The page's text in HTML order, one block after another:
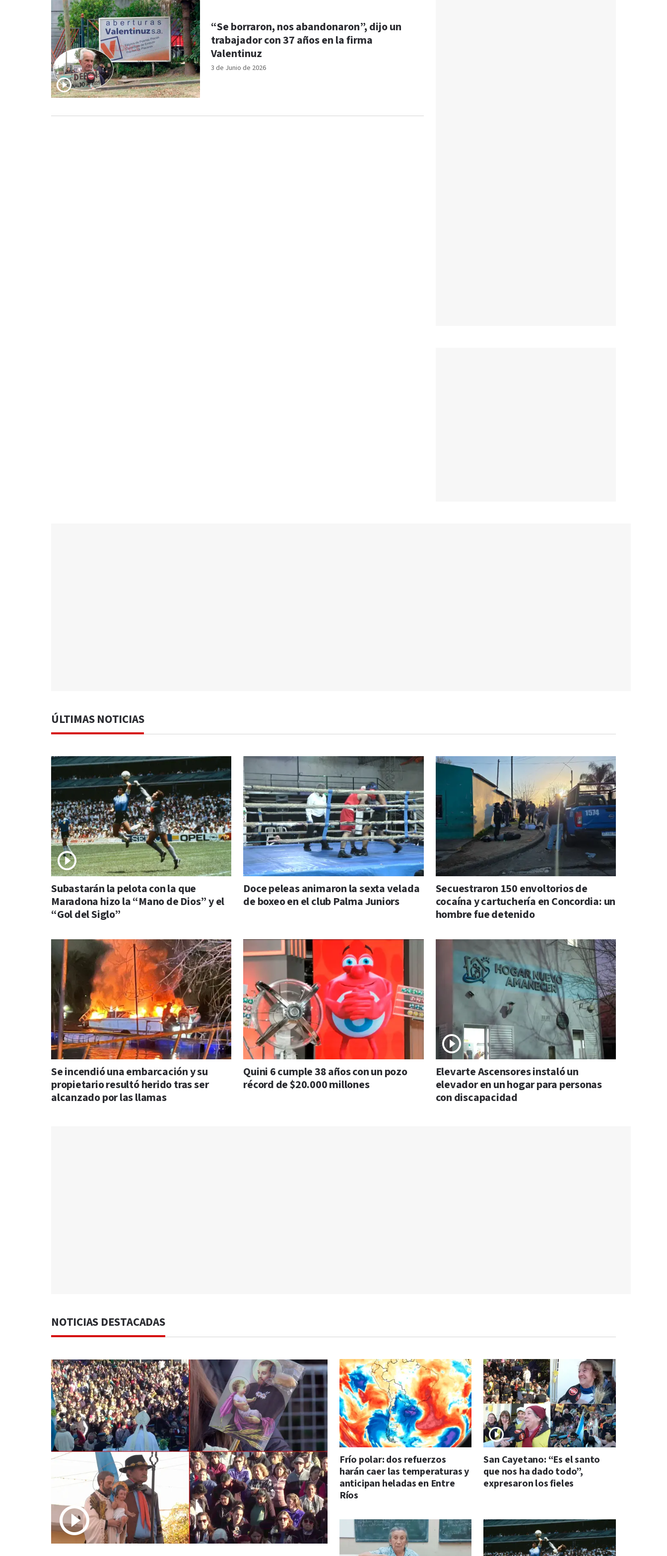
3 de Junio de 2026
“Se borraron, nos abandonaron”, dijo un
trabajador con 37 años en la firma
Valentinuz
ÚLTIMAS NOTICIAS
Subastarán la pelota con la que
Maradona hizo la “Mano de Dios” y el
“Gol del Siglo”
Doce peleas animaron la sexta velada
de boxeo en el club Palma Juniors
Secuestraron 150 envoltorios de
cocaína y cartuchería en Concordia: un
hombre fue detenido
Se incendió una embarcación y su
propietario resultó herido tras ser
alcanzado por las llamas
Quini 6 cumple 38 años con un pozo
récord de $20.000 millones
Elevarte Ascensores instaló un
elevador en un hogar para personas
con discapacidad
NOTICIAS DESTACADAS
Frío polar: dos refuerzos
harán caer las temperaturas y
anticipan heladas en Entre
Ríos
San Cayetano: “Es el santo
que nos ha dado todo”,
expresaron los fieles